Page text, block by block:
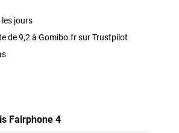
jours
de 9,2 à Gomibo.fr sur Trustpilot
Fairphone 4